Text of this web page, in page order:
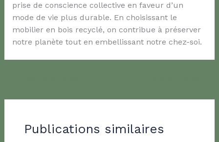
prise de conscience collective en faveur d’un
mode de vie plus durable. En choisissant le
mobilier en bois recyclé, on contribue à préserver
notre planète tout en embellissant notre chez-soi.
Publications similaires